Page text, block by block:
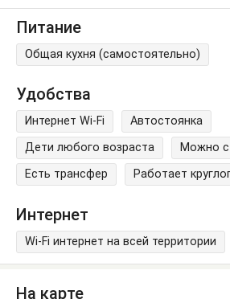
Питание
Общая кухня (самостоятельно)
Удобства
Интернет Wi-Fi
Автостоянка
Дети любого возраста
Можно
Есть трансфер
Работает
Интернет
Wi-Fi интернет на всей территории
На карте